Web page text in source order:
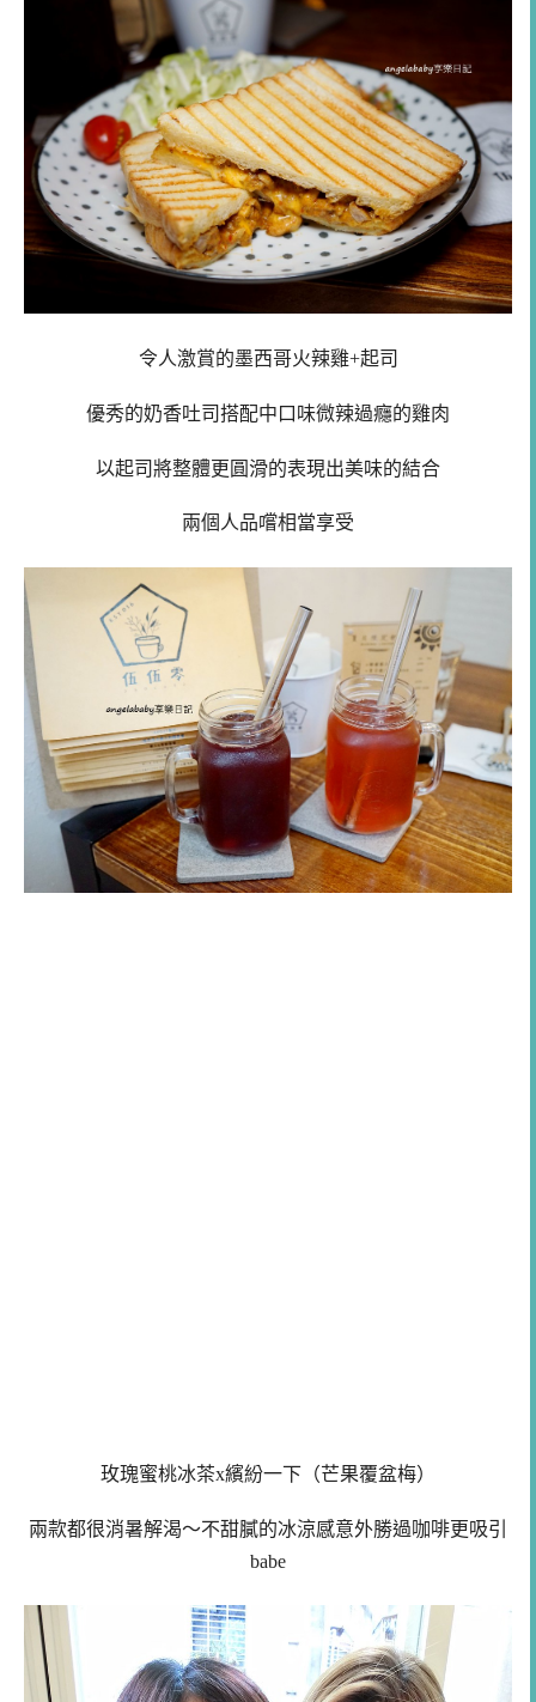
令人激賞的墨西哥火辣雞+起司
優秀的奶香吐司搭配中口味微辣過癮的雞肉
以起司將整體更圓滑的表現出美味的結合
兩個人品嚐相當享受
玫瑰蜜桃冰茶x繽紛一下（芒果覆盆梅）
兩款都很消暑解渴～不甜膩的冰涼感意外勝過咖啡更吸引
babe